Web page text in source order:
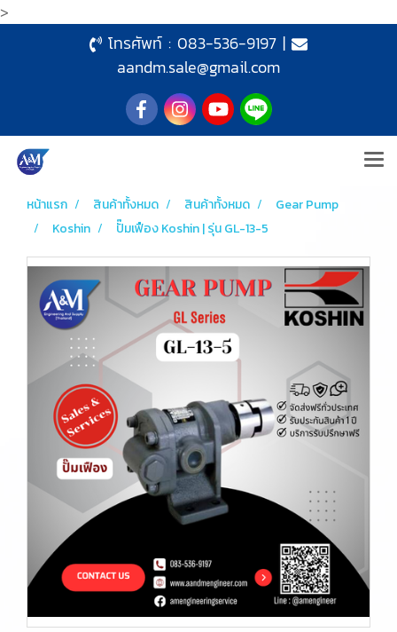
>
โทรศัพท์ : 083-536-9197|
aandm.sale@gmail.com
หน้าแรก สินค้าทั้งหมด สินค้าทั้งหมด
Gear Pump
Koshin
ปั๊มเฟือง Koshin | รุ่น GL-13-5